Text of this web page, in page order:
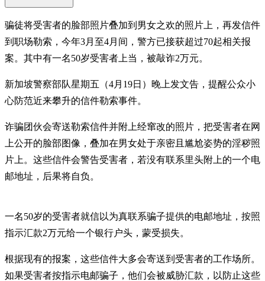
骗徒将受害者的脸部照片叠加到男女之欢的照片上，再发信件
到职场勒索，今年3月至4月间，警方已接获超过70起相关报
案。其中有一名50岁受害者上当，被敲诈2万元。
新加坡警察部队星期五（4月19日）晚上发文告，提醒公众小
心防范近来攀升的信件勒索事件。
诈骗团伙会寄送勒索信件并附上经窜改的照片，把受害者在网
上公开的脸部图像，叠加在男女处于亲密且尴尬姿势的淫秽照
片上。这些信件会警告受害者，若没有联系里头附上的一个电
邮地址，后果将自负。
一名50岁的受害者就信以为真联系骗子提供的电邮地址，按照
指示汇款2万元给一个银行户头，蒙受损失。
根据现有的报案，这些信件大多会寄送到受害者的工作场所。
如果受害者按指示电邮骗子，他们会被威胁汇款，以防止这些